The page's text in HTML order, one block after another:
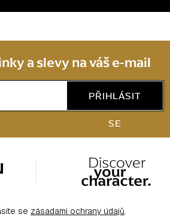
a slevy na váš e-mail
PŘIHLÁSIT
SE
se zásadami ochrany údajů.